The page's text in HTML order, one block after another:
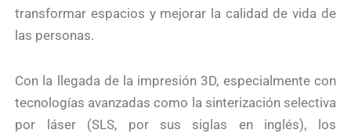
transformar espacios y mejorar la calidad de vida de
las personas.
Con la llegada de la impresión 3D, especialmente con
tecnologías avanzadas como la sinterización selectiva
por láser (SLS, por sus siglas en inglés), los